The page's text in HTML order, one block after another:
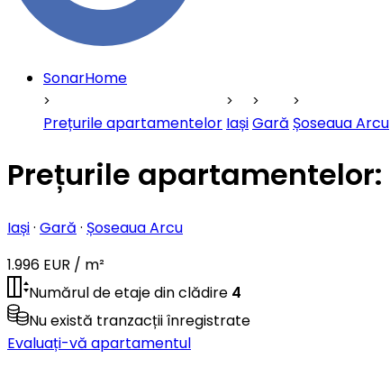
SonarHome
Prețurile apartamentelor IașiGară Șoseaua Arcu
Prețurile apartamentelor:
Iași· Gară · Șoseaua Arcu
1.996 EUR / m²
Numărul de etaje din clădire 4
Nu există tranzacții înregistrate
Evaluați-vă apartamentul